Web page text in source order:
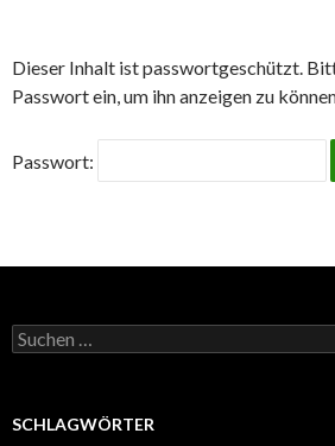
Dieser Inhalt ist passwortgeschützt.
Passwort ein, um ihn anzeigen zu
Passwort:
Suchen
nach:
SCHLAGWÖRTER